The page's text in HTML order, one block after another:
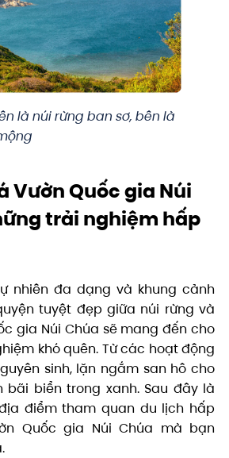
là núi rừng ban sơ, bên là
Vườn Quốc gia Núi
trải nghiệm hấp
nhiên đa dạng và khung cảnh
tuyệt đẹp giữa núi rừng và
gia Núi Chúa sẽ mang đến cho
khó quên. Từ các hoạt động
sinh, lặn ngắm san hô cho
biển trong xanh. Sau đây là
điểm tham quan du lịch hấp
Quốc gia Núi Chúa mà bạn